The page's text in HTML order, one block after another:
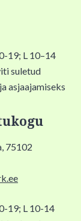
19; L 10–14
suletud
asjaajamiseks
75102
19; L 10-14